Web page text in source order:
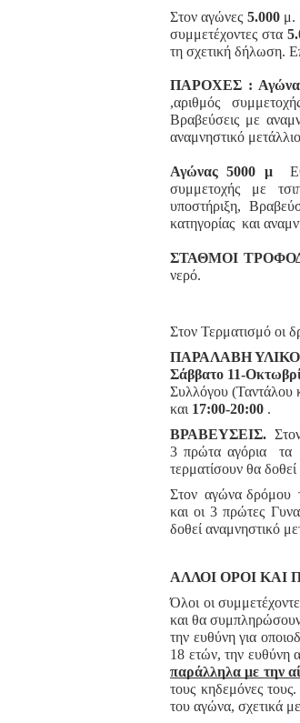
Στον αγώνες 5.000μ.
συμμετέχοντες στα
τη σχετική δήλωση.
ΠΑΡΟΧΕΣ :
,αριθμός
Βραβεύσεις με
αναμνηστικό
Αγώνας 5000 μ
συμμετοχής με
υποστήριξη,
κατηγορίας και
ΣΤΑΘΜΟΙ
νερό.
Στον Τερματισμό οι
ΠΑΡΑΛΑΒΗ
Σάββατο 11-
Συλλόγου (Ταντάλου
και 17:00-20:00 .
ΒΡΑΒΕΥΣΕΙΣ.
3 πρώτα αγόρια τα
τερματίσουν θα
Στον αγώνα δρόμου
και οι 3 πρώτες
δοθεί αναμνηστικό
ΑΛΛΟΙ ΟΡΟΙ ΚΑΙ
Όλοι οι
και θα
την ευθύνη για
18 ετών, την ευθύνη
παράλληλα με την
τους κηδεμόνες
του αγώνα, σχετικά